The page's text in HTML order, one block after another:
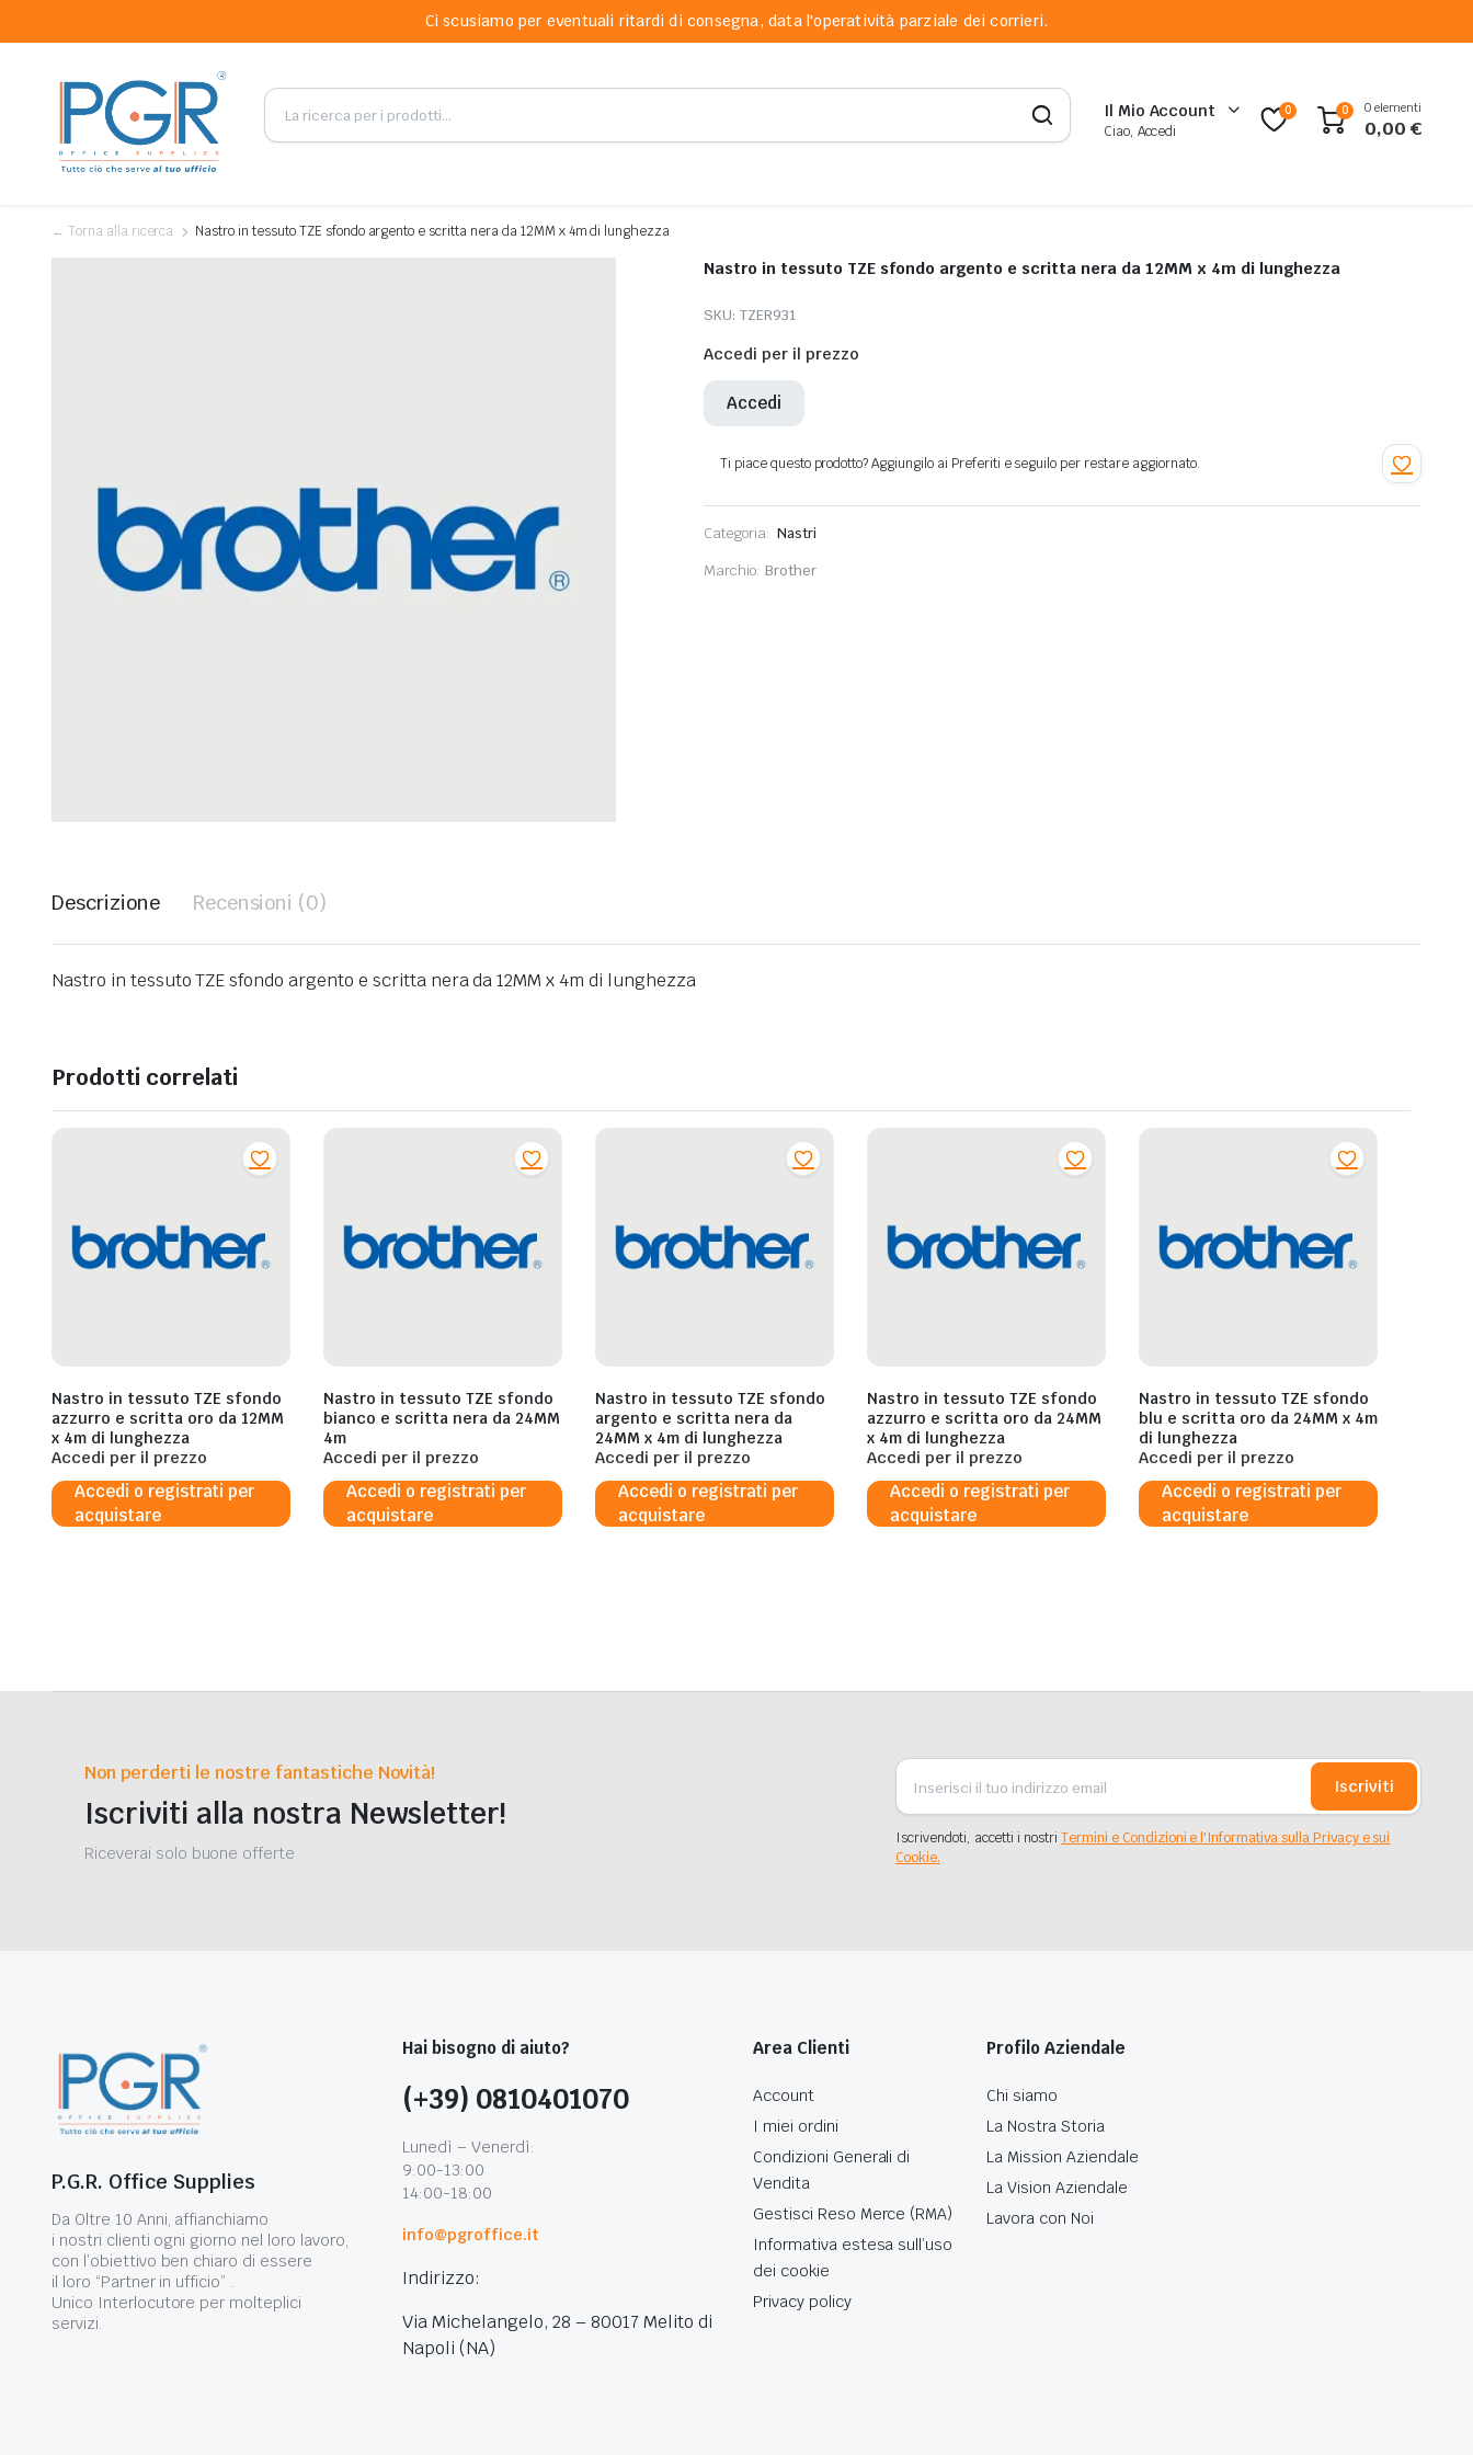
Ci scusiamo per eventuali ritardi di consegna, data l'operatività parziale dei corrieri.
Il Mio Account
Ciao, Accedi
0 0 0 elementi
0,00€
← Torna alla ricerca Nastro in tessuto TZE sfondo argento e scritta nera da 12MM x 4m di lunghezza
Nastro in tessuto TZE sfondo argento e scritta nera da 12MM x 4m di lunghezza
SKU: TZER931
Accedi per il prezzo
Accedi
Categoria: Nastri
Marchio: Brother
Descrizione Recensioni (0)
Nastro in tessuto TZE sfondo argento e scritta nera da 12MM x 4m di lunghezza
Prodotti correlati
Nastro in tessuto TZE sfondo
azzurro e scritta oro da 12MM
x 4m di lunghezza
Accedi per il prezzo
Accedi o registrati per
acquistare
Nastro in tessuto TZE sfondo
bianco e scritta nera da 24MM
4m
Accedi per il prezzo
Accedi o registrati per
acquistare
Nastro in tessuto TZE sfondo
argento e scritta nera da
24MM x 4m di lunghezza
Accedi per il prezzo
Accedi o registrati per
acquistare
Nastro in tessuto TZE sfondo
azzurro e scritta oro da 24MM
x 4m di lunghezza
Accedi per il prezzo
Accedi o registrati per
acquistare
Nastro in tessuto TZE sfondo
blu e scritta oro da 24MM x 4m
di lunghezza
Accedi per il prezzo
Accedi o registrati per
acquistare
Non perderti le nostre fantastiche Novità!
Iscriviti alla nostra Newsletter!
Riceverai solo buone offerte
Iscriviti
Iscrivendoti, accetti i nostriTermini e Condizioni e l'Informativa sulla Privacy e sui
Cookie.
P.G.R. Office Supplies
Da Oltre 10 Anni, affianchiamo
i nostri clienti ogni giorno nel loro lavoro,
con l’obiettivo ben chiaro di essere
il loro “Partner in ufficio” .
Unico Interlocutore per molteplici
servizi.
Hai bisogno di aiuto?
(+39) 0810401070
Lunedì – Venerdì:
9:00-13:00
14:00-18:00
info@pgroffice.it
Indirizzo:
Via Michelangelo, 28 – 80017 Melito di
Napoli (NA)
Area Clienti
Account
I miei ordini
Condizioni Generali di
Vendita
Gestisci Reso Merce (RMA)
Informativa estesa sull’uso
dei cookie
Privacy policy
Profilo Aziendale
Chi siamo
La Nostra Storia
La Mission Aziendale
La Vision Aziendale
Lavora con Noi